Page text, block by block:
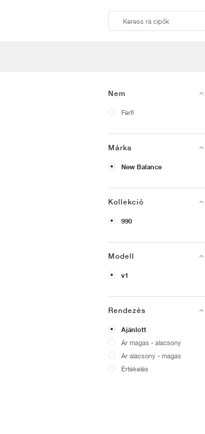
Nem
Férfi
Márka
New Balance
Kollekció
990
Modell
v1
Rendezés
Ajánlott
Ár magas - alacsony
Ár alacsony - magas
Értékelés